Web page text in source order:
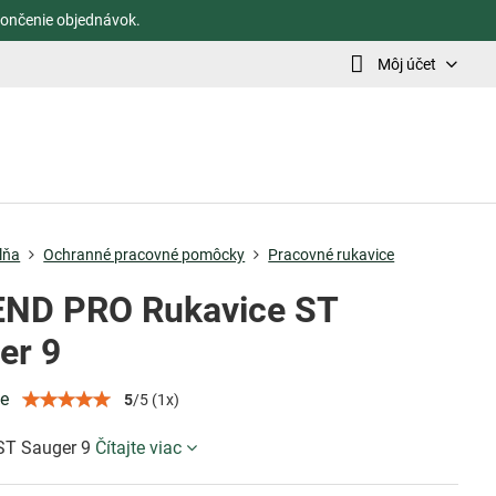
objednávok.
Môj účet
Ochranné pracovné pomôcky Pracovné rukavice
PRO Rukavice ST
9
5/5 (1x)
Sauger 9 Čítajte viac